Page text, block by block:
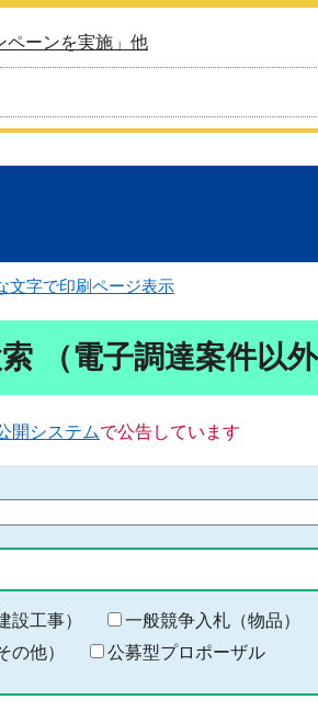
ペーンを実施」他
文字で印刷ページ表示
（電子調達案件以外
開システムで公告しています
ー
設工事） 一般競争入札（物品）
の他）
公募型プロポーザル